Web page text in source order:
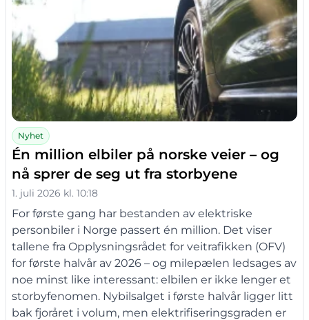
Nyhet
Én million elbiler på norske veier – og
nå sprer de seg ut fra storbyene
1. juli 2026 kl. 10:18
For første gang har bestanden av elektriske
personbiler i Norge passert én million. Det viser
tallene fra Opplysningsrådet for veitrafikken (OFV)
for første halvår av 2026 – og milepælen ledsages av
noe minst like interessant: elbilen er ikke lenger et
storbyfenomen. Nybilsalget i første halvår ligger litt
bak fjoråret i volum, men elektrifiseringsgraden er